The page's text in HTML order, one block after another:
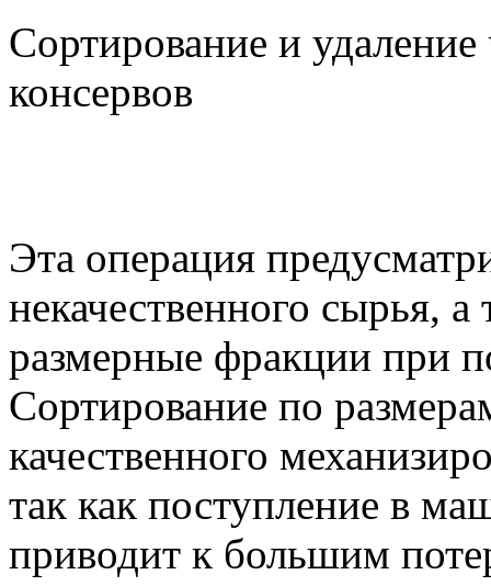
Сортирование и
консервов
Эта операция
некачественного сырья,
размерные фракции при
Сортирование по
качественного
так как поступление в
приводит к большим